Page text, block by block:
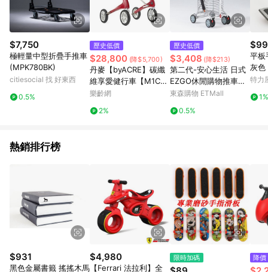
$7,750
極輕量中型折疊手推車
(MPK780BK)
citiesocial 找 好東西
0.5%
歷史低價
$28,800 (降$5,700)
丹麥【byACRE】碳纖
維享愛健行車【M1CT1
848】全球最輕、優雅
樂齡網
2%
歷史低價
$3,408 (降$213)
第二代-安心生活 日式
EZGO休閒購物推車
(黑格)
東森購物 ETMall
0.5%
平板
灰
特力
1%
熱銷排行榜
$931
黑色金屬書籤 搖搖木馬
$4,980
【Ferrari 法拉利】全
限時加碼 降價